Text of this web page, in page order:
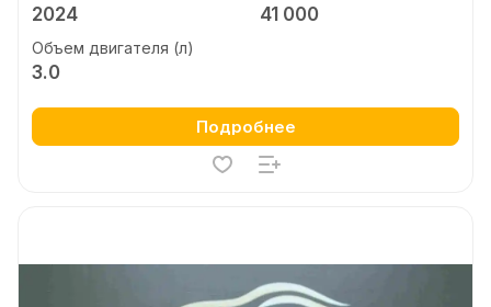
2024 41 000
Объем двигателя (л)
3.0
Подробнее